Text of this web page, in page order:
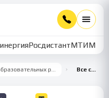
РосдистантМТИММУ
Проектирование образовательных результатов и построение учебных планов Все семестры